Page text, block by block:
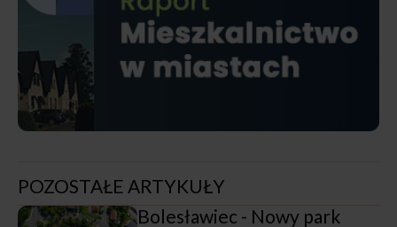
POZOSTAŁE ARTYKUŁY
Bolesławiec - Nowy park